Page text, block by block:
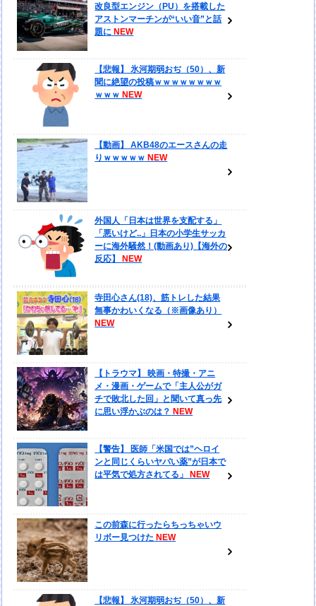
改良型エンジン（PU）を搭載した
アストンマーチンが“いい音”と話
題に
【悲報】 氷河期弱おぢ（50）、新
聞に絶望の投稿ｗｗｗｗｗｗｗｗ
ｗｗｗ
【動画】 AKB48のエースさんの走
りｗｗｗｗｗ
外国人「日本は世界を支配する」
「悪いけど..」日本の小学生サッカ
ーに海外騒然！(動画あり)【海外の
反応】
寺田心さん(18)、筋トレした結果
無事かわいくなる（※画像あり）
【トラウマ】 映画・特撮・アニ
メ・漫画・ゲームで「主人公がガ
チで敗北した回」と聞いて真っ先
に思い浮かぶのは？
【警告】 医師「米国では”ヘロイ
ンと同じくらいヤバい薬”が日本で
は平気で処方されてる」
この前森に行ったらちっちゃいウ
リボー見つけた
【悲報】 氷河期弱おぢ（50）、新